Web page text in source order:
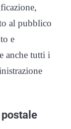
al pubblico
e
anche tutti i